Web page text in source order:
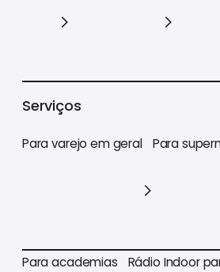
Serviços
Para varejo em geral
Para varejo em geral
Para
Para
Para academias Rádio Indoor